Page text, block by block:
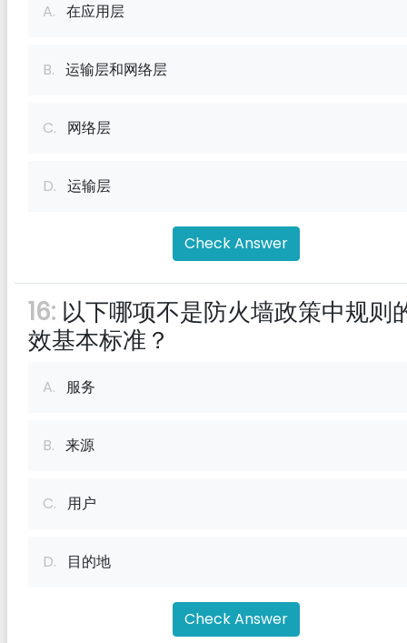
A. 在应用层
B. 运输层和网络层
C. 网络层
D. 运输层
Check Answer
16: 以下哪项不是防火墙政策中规则
效基本标准？
A. 服务
B. 来源
C. 用户
D. 目的地
Check Answer